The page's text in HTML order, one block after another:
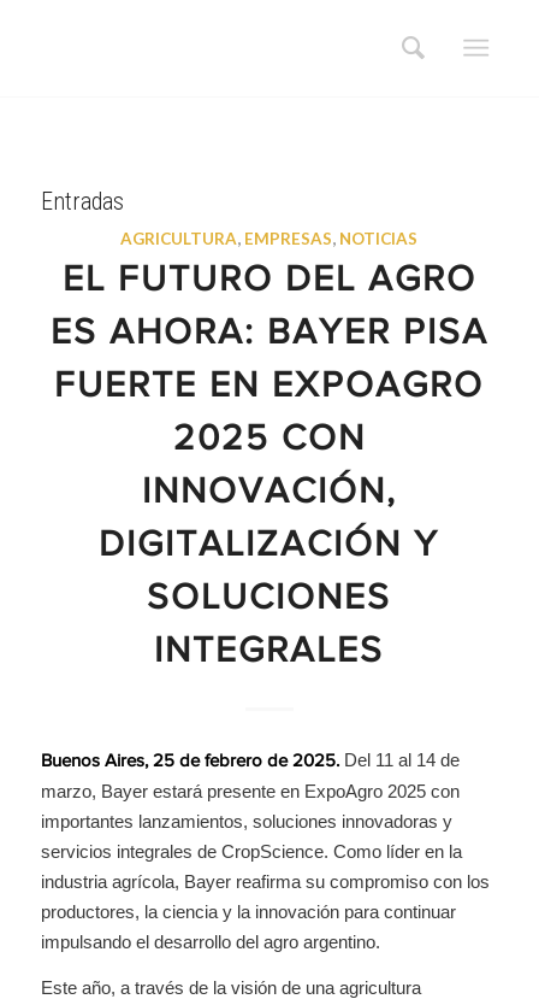
Entradas
AGRICULTURA, EMPRESAS, NOTICIAS
EL FUTURO DEL AGRO
ES AHORA: BAYER PISA
FUERTE EN EXPOAGRO
2025 CON
INNOVACIÓN,
DIGITALIZACIÓN Y
SOLUCIONES
INTEGRALES
Buenos Aires, 25 de febrero de 2025.Del 11 al 14 de
marzo, Bayer estará presente en ExpoAgro 2025 con
importantes lanzamientos, soluciones innovadoras y
servicios integrales de CropScience. Como líder en la
industria agrícola, Bayer reafirma su compromiso con los
productores, la ciencia y la innovación para continuar
impulsando el desarrollo del agro argentino.
Este año, a través de la visión de una agricultura